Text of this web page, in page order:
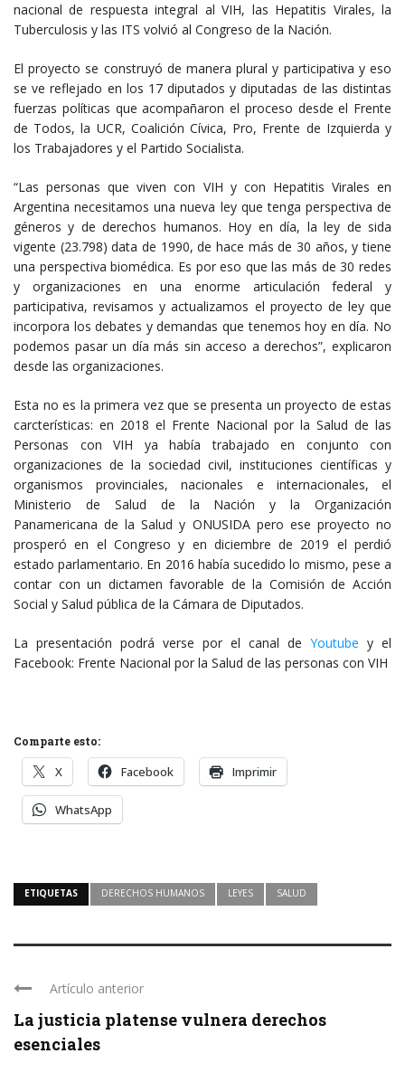
nacional de respuesta integral al VIH, las Hepatitis Virales, la
Tuberculosis y las ITS volvió al Congreso de la Nación.
El proyecto se construyó de manera plural y participativa y eso
se ve reflejado en los 17 diputados y diputadas de las distintas
fuerzas políticas que acompañaron el proceso desde el Frente
de Todos, la UCR, Coalición Cívica, Pro, Frente de Izquierda y
los Trabajadores y el Partido Socialista.
“Las personas que viven con VIH y con Hepatitis Virales en
Argentina necesitamos una nueva ley que tenga perspectiva de
géneros y de derechos humanos. Hoy en día, la ley de sida
vigente (23.798) data de 1990, de hace más de 30 años, y tiene
una perspectiva biomédica. Es por eso que las más de 30 redes
y organizaciones en una enorme articulación federal y
participativa, revisamos y actualizamos el proyecto de ley que
incorpora los debates y demandas que tenemos hoy en día. No
podemos pasar un día más sin acceso a derechos”, explicaron
desde las organizaciones.
Esta no es la primera vez que se presenta un proyecto de estas
carcterísticas: en 2018 el Frente Nacional por la Salud de las
Personas con VIH ya había trabajado en conjunto con
organizaciones de la sociedad civil, instituciones científicas y
organismos provinciales, nacionales e internacionales, el
Ministerio de Salud de la Nación y la Organización
Panamericana de la Salud y ONUSIDA pero ese proyecto no
prosperó en el Congreso y en diciembre de 2019 el perdió
estado parlamentario. En 2016 había sucedido lo mismo, pese a
contar con un dictamen favorable de la Comisión de Acción
Social y Salud pública de la Cámara de Diputados.
La presentación podrá verse por el canal de Youtube y el
Facebook: Frente Nacional por la Salud de las personas con VIH
Comparte esto:
X Facebook Imprimir
WhatsApp
ETIQUETAS DERECHOS HUMANOS LEYES SALUD
Artículo anterior
La justicia platense vulnera derechos
esenciales